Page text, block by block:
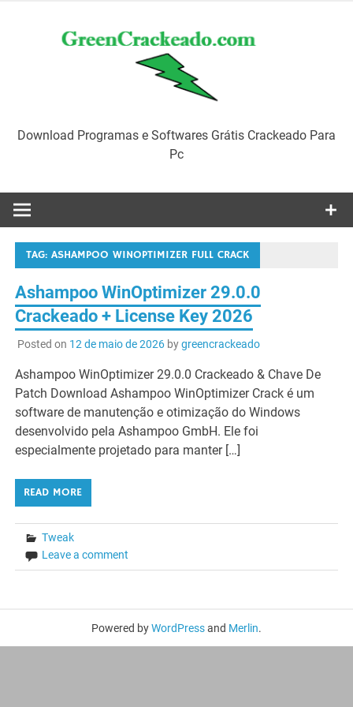
Download Programas e Softwares Grátis Crackeado Para
Pc
TAG:ASHAMPOO WINOPTIMIZER FULL CRACK
Ashampoo WinOptimizer 29.0.0
Crackeado + License Key 2026
Posted on 12 de maio de 2026bygreencrackeado
Ashampoo WinOptimizer 29.0.0 Crackeado & Chave De
Patch Download Ashampoo WinOptimizer Crack é um
software de manutenção e otimização do Windows
desenvolvido pela Ashampoo GmbH. Ele foi
especialmente projetado para manter […]
READ MORE
Tweak
Leave a comment
Powered byWordPressand Merlin.